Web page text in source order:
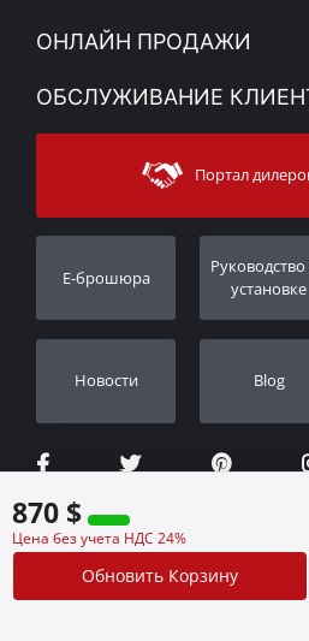
870 $
Цена без учета НДС 24%
Обновить Корзину
Компания
Новости
Sitemap
ОНЛАЙН ПРОДАЖИ
Mой Aккаунт
Методы доставки
ОБСЛУЖИВАНИЕ
Связаться с
Поддержка клиентов
Порядок слежения
Дилеры
Портал
E-брошюра
установке
Новости Blog